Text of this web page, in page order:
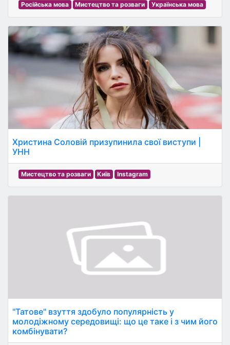
Російська мова Мистецтво та розваги Українська мова
Христина Соловій призупинила свої виступи |
УНН
Мистецтво та розваги Київ Instagram
"Татове" взуття здобуло популярність у
молодіжному середовищі: що це таке і з чим його
комбінувати?